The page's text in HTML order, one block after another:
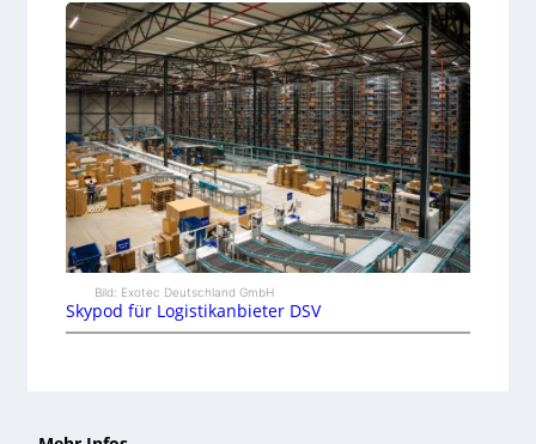
Bild: Exotec Deutschland GmbH
Skypod für Logistikanbieter DSV